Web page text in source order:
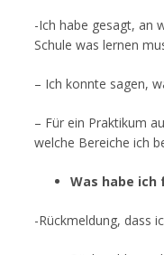
-Ich habe gesagt, an
Schule was lernen
– Ich konnte sagen,
– Für ein Praktikum
welche Bereiche ich
Was habe
-Rückmeldung, dass